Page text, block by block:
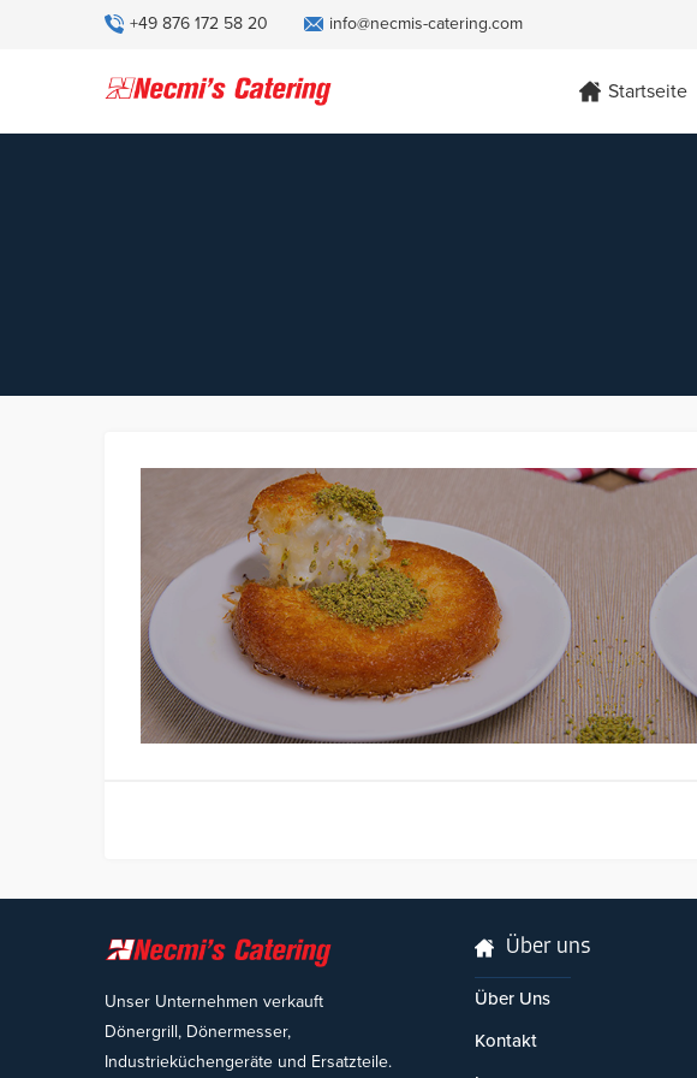
+49 876 172 58 20 info@necmis-catering.com
Startseite
Unser Unternehmen verkauft
Dönergrill, Dönermesser,
Industrieküchengeräte und Ersatzteile.
Über uns
Über Uns
Kontakt